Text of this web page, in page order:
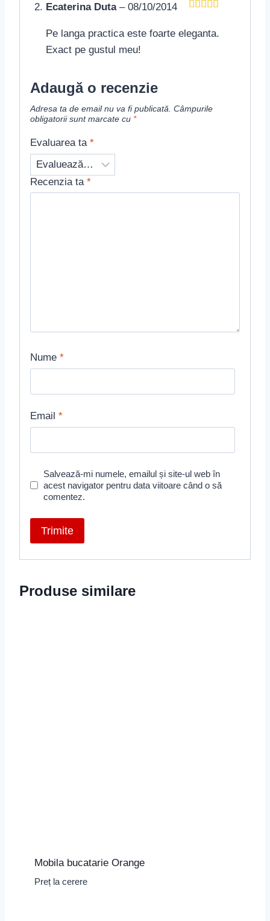
din 5
Ecaterina Duta – 08/10/2014
Pe langa practica este foarte eleganta.
Exact pe gustul meu!
Adaugă o recenzie
Adresa ta de email nu va fi publicată. Câmpurile
obligatorii sunt marcate cu *
Evaluarea ta *
Recenzia ta *
Nume *
Email *
Salvează-mi numele, emailul și site-ul web în
acest navigator pentru data viitoare când o să
comentez.
Produse similare
Mobila bucatarie Orange
Preț la cerere